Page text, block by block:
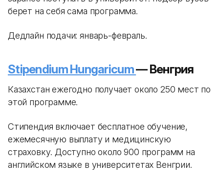
берет на себя сама программа.
Дедлайн подачи: январь-февраль.
Stipendium Hungaricum— Венгрия
Казахстан ежегодно получает около 250 мест по
этой программе.
Стипендия включает бесплатное обучение,
ежемесячную выплату и медицинскую
страховку. Доступно около 900 программ на
английском языке в университетах Венгрии.